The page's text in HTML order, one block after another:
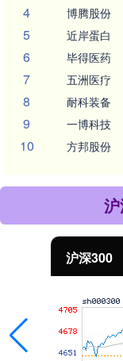
4 博腾股份
5 近岸蛋白
6 毕得医药
7 五洲医疗
8 耐科装备
9 一博科技
10 方邦股份
沪深300